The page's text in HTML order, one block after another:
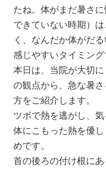
たね。体がまだ暑さ
できていない時期）
く、なんだか体がだ
感じやすいタイミング
本日は、当院が大切
の観点から、急な暑
方をご紹介します。
ツボで熱を逃がし、
体にこもった熱を優
めです。
首の後ろの付け根に